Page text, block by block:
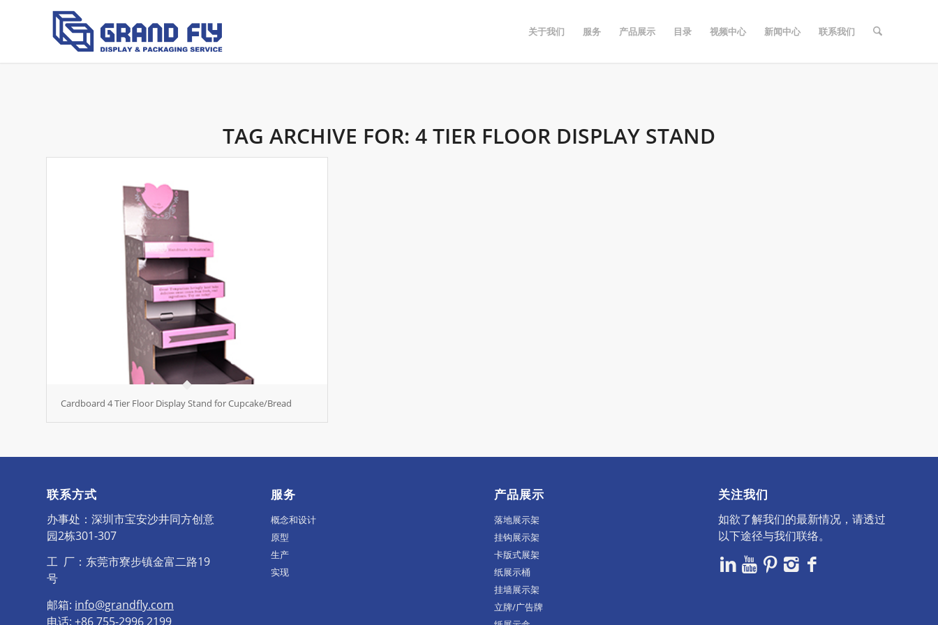
关于我们 服务 产品展示 目录 视频中心 新闻中心 联系我们
TAG ARCHIVE FOR: 4 TIER FLOOR DISPLAY STAND
Cardboard 4 Tier Floor Display Stand for Cupcake/Bread
联系方式
办事处：深圳市宝安沙井同方创意
园2栋301-307
工 厂：东莞市寮步镇金富二路19
号
邮箱: info@grandfly.com
电话: +86 755-2996 2199
服务
概念和设计
原型
生产
实现
产品展示
落地展示架
挂钩展示架
卡版式展架
纸展示桶
挂墙展示架
立牌/广告牌
关注我们
如欲了解我们的最新情况，请透过
以下途径与我们联络。